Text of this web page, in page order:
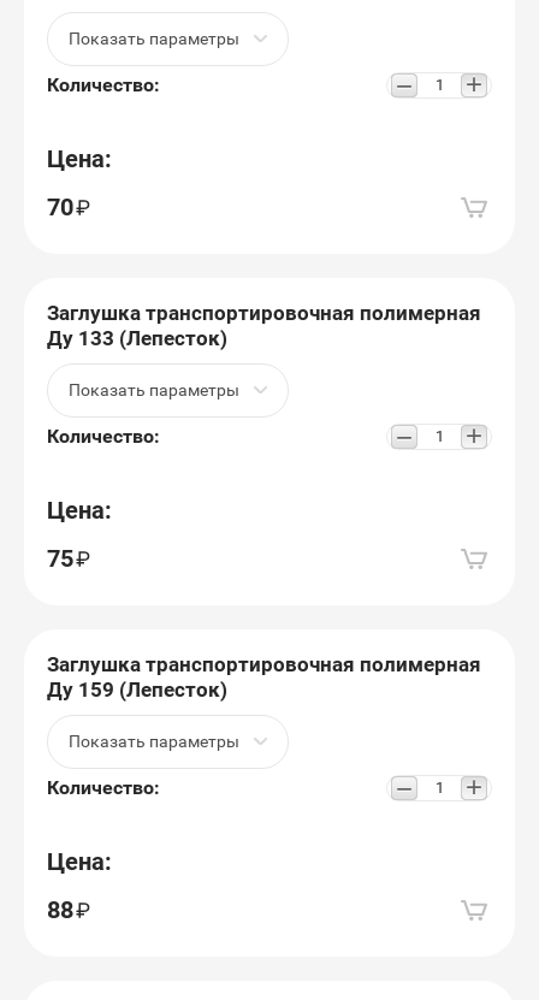
Показать параметры
Количество: − +
Цена:
70
Заглушка транспортировочная полимерная
Ду 133 (Лепесток)
Показать параметры
Количество: − +
Цена:
75
Заглушка транспортировочная полимерная
Ду 159 (Лепесток)
Показать параметры
Количество: − +
Цена:
88